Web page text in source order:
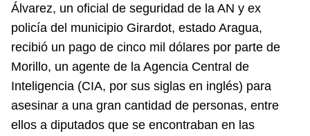
Álvarez, un oficial de seguridad de la AN y ex
policía del municipio Girardot, estado Aragua,
recibió un pago de cinco mil dólares por parte de
Morillo, un agente de la Agencia Central de
Inteligencia (CIA, por sus siglas en inglés) para
asesinar a una gran cantidad de personas, entre
ellos a diputados que se encontraban en las